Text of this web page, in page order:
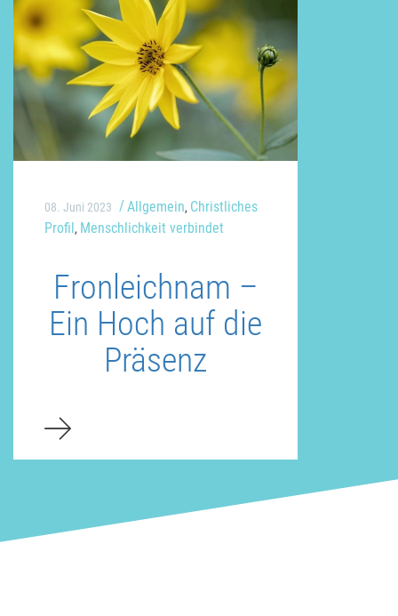
08. Juni 2023 Allgemein, Christliches
Profil, Menschlichkeit verbindet
Fronleichnam –
Ein Hoch auf die
Präsenz